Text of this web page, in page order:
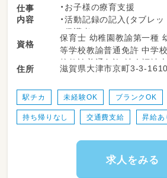
仕事
内容
・お子様の療育支援
・活動記録の記入(タブレッ
・保護者とのコミュニケー
・送迎業務(普通車、セレナ
→苦手な方はご相談くださ
資格
保育士 幼稚園教諭第一種 幼稚園教諭第二種 高
等学校教諭普通免許 中学校教諭普通免許 小学
校教諭普通免許 社会福祉士 普通自動車運転免
許
住所 滋賀県大津市京町3-3-
駅チカ 未経験OK ブランクOK
持ち帰りなし 交通費支給 昇給あ
求人をみる